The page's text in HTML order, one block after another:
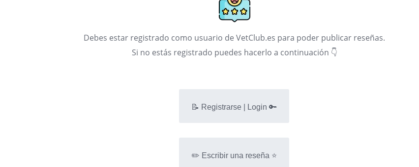
Debes estar registrado como usuario de VetClub.es para poder publicar reseñas.
Si no estás registrado puedes hacerlo a continuación 👇
📝 Registrarse | Login 🔑
✏️ Escribir una reseña ⭐